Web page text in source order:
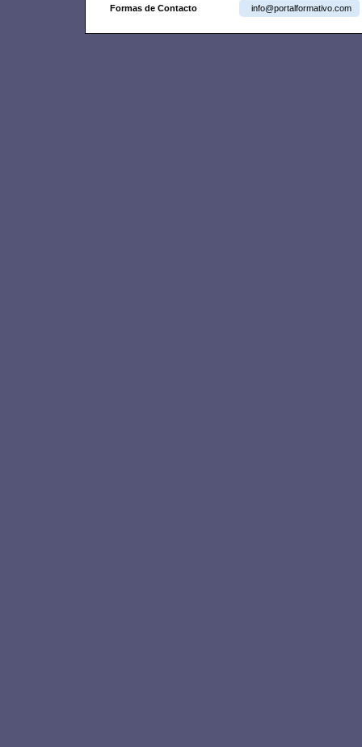
Formas de Contacto info@portalformativo.com